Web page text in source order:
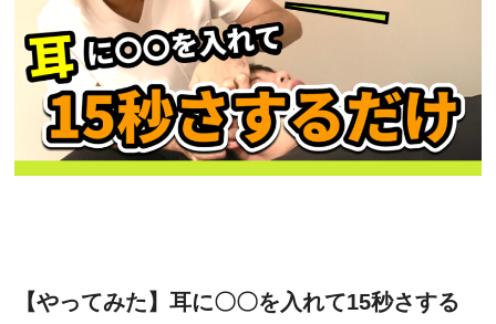
【やってみた】耳に〇〇を入れて15秒さする